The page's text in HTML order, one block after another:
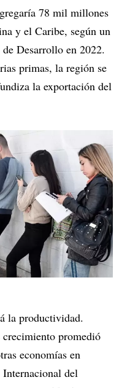
78 mil millones
y el Caribe, según un
Desarrollo en 2022.
primas, la región se
la exportación del
la productividad.
crecimiento promedió
economías en
del